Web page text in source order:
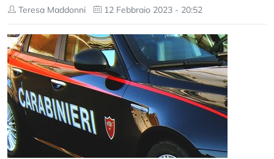
Teresa Maddonni 12 Febbraio 2023 - 20:52